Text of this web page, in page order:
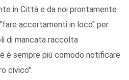
in Città e da noi prontamente
accertamenti in loco" per
di mancata raccolta
è sempre più comodo notificare
civico".